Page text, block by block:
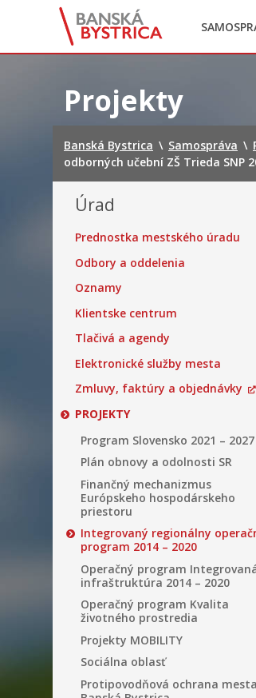
Oznamy
Mladí BB
Head of
Projekty
Banská Bystrica \ Samospráva \
odborných učební ZŠ Trieda SNP
Úrad
Prednostka mestského úradu
Odbory a oddelenia
Oznamy
Klientske centrum
Tlačivá a agendy
Elektronické služby mesta
Zmluvy, faktúry a objednávky
PROJEKTY
Program Slovensko 2021 – 2027
Plán obnovy a odolnosti SR
Finančný mechanizmus
Európskeho hospodárskeho
priestoru
Integrovaný regionálny
program 2014 – 2020
Operačný program
infraštruktúra 2014 – 2020
Operačný program Kvalita
životného prostredia
Projekty MOBILITY
Sociálna oblasť
Protipovodňová ochrana mesta